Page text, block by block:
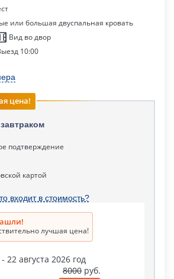
или большая двуспальная кровать
Вид во двор
10:00
цена!
подтверждение
картой
входит в стоимость?
лучшая цена!
22 августа 2026 год
8000 руб.